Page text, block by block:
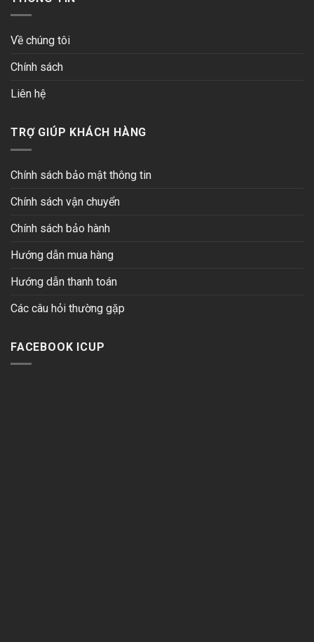
Về chúng tôi
Chính sách
Liên hệ
TRỢ GIÚP KHÁCH HÀNG
Chính sách bảo mật thông tin
Chính sách vận chuyển
Chính sách bảo hành
Hướng dẫn mua hàng
Hướng dẫn thanh toán
Các câu hỏi thường gặp
FACEBOOK ICUP